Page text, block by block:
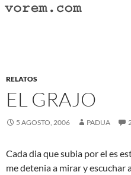
Saltar
RELATOS
EL GRAJO
5 AGOSTO, 2006 PADUA
Cada dia que subia por el es
me detenia a mirar y escuchar